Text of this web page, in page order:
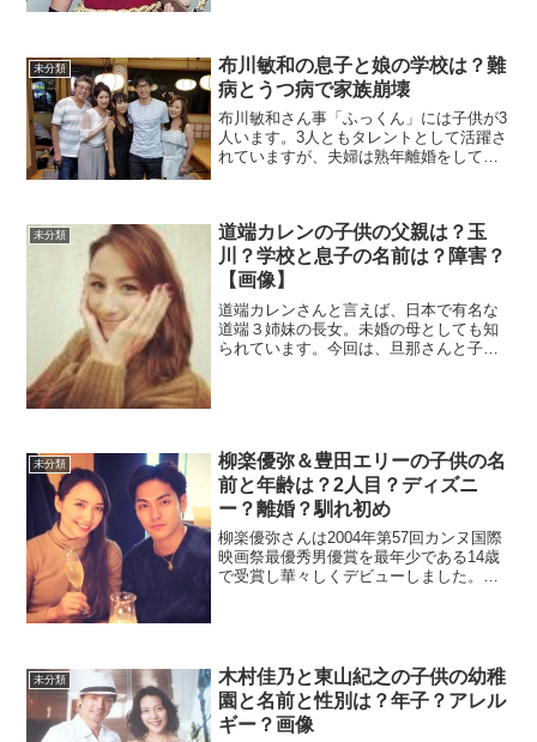
未分類
布川敏和の息子と娘の学校は？難
病とうつ病で家族崩壊
布川敏和さん事「ふっくん」には子供が3
人います。3人ともタレントとして活躍さ
れていますが、夫婦は熟年離婚をしてお
ました。布川敏和さん...
未分類
道端カレンの子供の父親は？玉
川？学校と息子の名前は？障害？
【画像】
道端カレンさんと言えば、日本で有名な
道端３姉妹の長女。未婚の母としても知
られています。今回は、旦那さんと子供
未分類
柳楽優弥＆豊田エリーの子供の名
前と年齢は？2人目？ディズニ
ー？離婚？馴れ初め
柳楽優弥さんは2004年第57回カンヌ国際
映画祭最優秀男優賞を最年少である14歳
で受賞し華々しくデビューしました。し
未分類
木村佳乃と東山紀之の子供の幼稚
園と名前と性別は？年子？アレル
ギー？画像